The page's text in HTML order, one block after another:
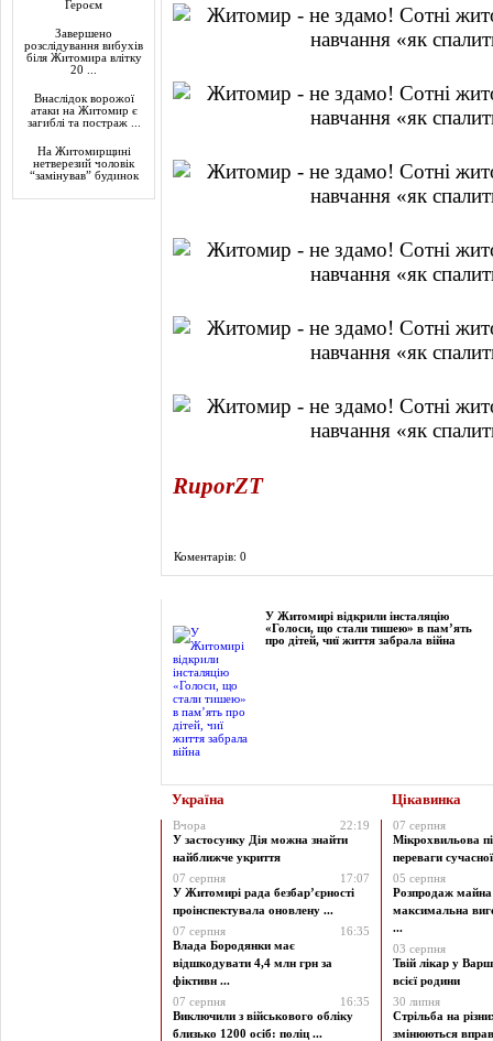
Героєм
Завершено
розслідування вибухів
біля Житомира влітку
20 ...
Внаслідок ворожої
атаки на Житомир є
загиблі та постраж ...
На Житомирщині
нетверезий чоловік
“замінував” будинок
RuporZT
Коментарів: 0
У Житомирі відкрили інсталяцію
«Голоси, що стали тишею» в пам’ять
про дітей, чиї життя забрала війна
Україна Цікавинка
Вчора
22:19
У застосунку Дія можна знайти
найближче укриття
07 серпня
17:07
У Житомирі рада безбар’єрності
проінспектувала оновлену ...
07 серпня
16:35
Влада Бородянки має
відшкодувати 4,4 млн грн за
фіктивн ...
07 серпня
16:35
Виключили з військового обліку
близько 1200 осіб: поліц ...
07 серпня
Мікрохвильова
переваги
05 серпня
Розпродаж майна
максимальна
...
03 серпня
Твій лікар у
всієї родини
30 липня
Стрільба на
змінюються